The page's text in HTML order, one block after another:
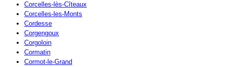
Corcelles-lès-Cîteaux
Corcelles-les-Monts
Cordesse
Corgengoux
Corgoloin
Cormatin
Cormot-le-Grand